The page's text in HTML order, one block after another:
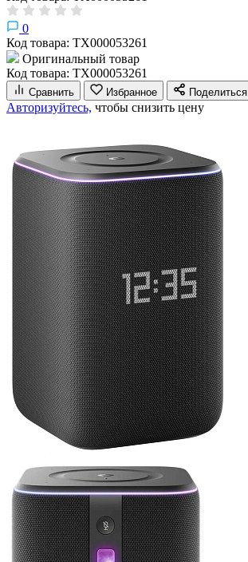
0
Код товара: ТХ000053261
Оригинальный товар
Код товара: ТХ000053261
Сравнить Избранное Поделиться
Авторизуйтесь, чтобы снизить цену